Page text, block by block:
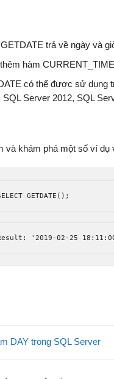
trả về ngày và
hàm
có thể được sử dụng
SQL Server 2012, SQL
và khám phá một số ví dụ
GETDATE ();
: '2019-02-25
DAY trong SQL Server